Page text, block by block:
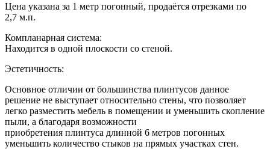
Цена указана за 1 метр погонный, продаётся отрезками по
2,7 м.п.
Компланарная система:
Находится в одной плоскости со стеной.
Эстетичность:
Основное отличии от большинства плинтусов данное
решение не выступает относительно стены, что позволяет
легко разместить мебель в помещении и уменьшить скопление
пыли, а благодаря возможности
приобретения плинтуса длинной 6 метров погонных
уменьшить количество стыков на прямых участках стен.